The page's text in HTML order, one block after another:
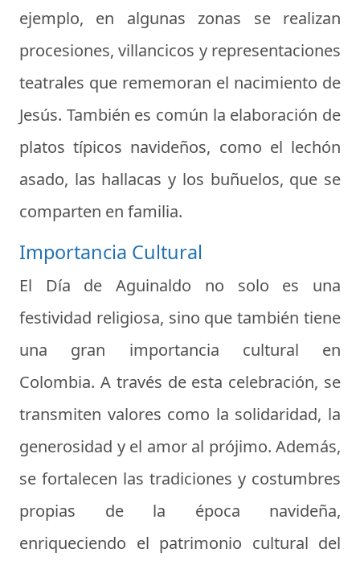
ejemplo, en algunas zonas se realizan
procesiones, villancicos y representaciones
teatrales que rememoran el nacimiento de
Jesús. También es común la elaboración de
platos típicos navideños, como el lechón
asado, las hallacas y los buñuelos, que se
comparten en familia.
Importancia Cultural
El Día de Aguinaldo no solo es una
festividad religiosa, sino que también tiene
una gran importancia cultural en
Colombia. A través de esta celebración, se
transmiten valores como la solidaridad, la
generosidad y el amor al prójimo. Además,
se fortalecen las tradiciones y costumbres
propias de la época navideña,
enriqueciendo el patrimonio cultural del